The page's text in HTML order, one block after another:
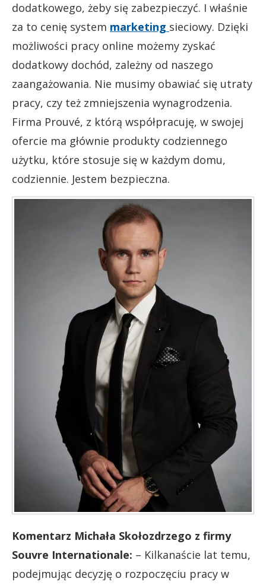
dodatkowego, żeby się zabezpieczyć. I właśnie
za to cenię system marketing sieciowy. Dzięki
możliwości pracy online możemy zyskać
dodatkowy dochód, zależny od naszego
zaangażowania. Nie musimy obawiać się utraty
pracy, czy też zmniejszenia wynagrodzenia.
Firma Prouvé, z którą współpracuję, w swojej
ofercie ma głównie produkty codziennego
użytku, które stosuje się w każdym domu,
codziennie. Jestem bezpieczna.
Komentarz Michała Skołozdrzego z firmy
Souvre Internationale: – Kilkanaście lat temu,
podejmując decyzję o rozpoczęciu pracy w